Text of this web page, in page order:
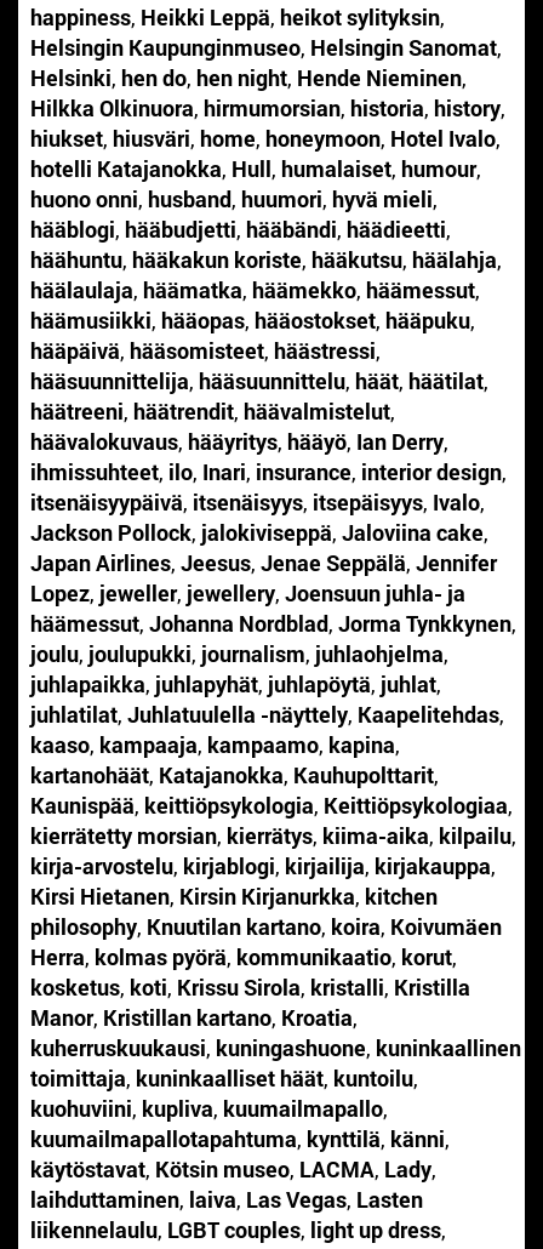
happiness, Heikki Leppä, heikot sylityksin,
Helsingin Kaupunginmuseo, Helsingin Sanomat,
Helsinki, hen do, hen night, Hende Nieminen,
Hilkka Olkinuora, hirmumorsian, historia, history,
hiukset, hiusväri, home, honeymoon, Hotel Ivalo,
hotelli Katajanokka, Hull, humalaiset, humour,
huono onni, husband, huumori, hyvä mieli,
hääblogi, hääbudjetti, hääbändi, häädieetti,
häähuntu, hääkakun koriste, hääkutsu, häälahja,
häälaulaja, häämatka, häämekko, häämessut,
häämusiikki, hääopas, hääostokset, hääpuku,
hääpäivä, hääsomisteet, häästressi,
hääsuunnittelija, hääsuunnittelu, häät, häätilat,
häätreeni, häätrendit, häävalmistelut,
häävalokuvaus, hääyritys, hääyö, Ian Derry,
ihmissuhteet, ilo, Inari, insurance, interior design,
itsenäisyypäivä, itsenäisyys, itsepäisyys, Ivalo,
Jackson Pollock, jalokiviseppä, Jaloviina cake,
Japan Airlines, Jeesus, Jenae Seppälä, Jennifer
Lopez, jeweller, jewellery, Joensuun juhla- ja
häämessut, Johanna Nordblad, Jorma Tynkkynen,
joulu, joulupukki, journalism, juhlaohjelma,
juhlapaikka, juhlapyhät, juhlapöytä, juhlat,
juhlatilat, Juhlatuulella -näyttely, Kaapelitehdas,
kaaso, kampaaja, kampaamo, kapina,
kartanohäät, Katajanokka, Kauhupolttarit,
Kaunispää, keittiöpsykologia, Keittiöpsykologiaa,
kierrätetty morsian, kierrätys, kiima-aika, kilpailu,
kirja-arvostelu, kirjablogi, kirjailija, kirjakauppa,
Kirsi Hietanen, Kirsin Kirjanurkka, kitchen
philosophy, Knuutilan kartano, koira, Koivumäen
Herra, kolmas pyörä, kommunikaatio, korut,
kosketus, koti, Krissu Sirola, kristalli, Kristilla
Manor, Kristillan kartano, Kroatia,
kuherruskuukausi, kuningashuone, kuninkaallinen
toimittaja, kuninkaalliset häät, kuntoilu,
kuohuviini, kupliva, kuumailmapallo,
kuumailmapallotapahtuma, kynttilä, känni,
käytöstavat, Kötsin museo, LACMA, Lady,
laihduttaminen, laiva, Las Vegas, Lasten
liikennelaulu, LGBT couples, light up dress,